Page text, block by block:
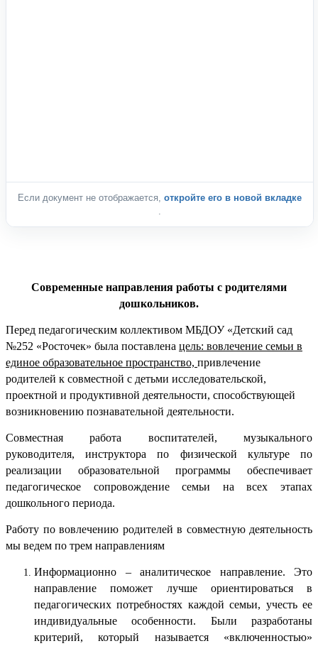
Если документ не отображается, откройте его в новой вкладке
Современные направления работы с родителями
дошкольников.
Перед педагогическим коллективом МБДОУ «Детский сад
№252 «Росточек» была поставлена цель: вовлечение семьи в
единое образовательное пространство, привлечение
родителей к совместной с детьми исследовательской,
проектной и продуктивной деятельности, способствующей
возникновению познавательной деятельности.
Совместная работа воспитателей, музыкального
руководителя, инструктора по физической культуре по
реализации образовательной программы обеспечивает
педагогическое сопровождение семьи на всех этапах
дошкольного периода.
Работу по вовлечению родителей в совместную деятельность
мы ведем по трем направлениям
Информационно – аналитическое направление. Это
направление поможет лучше ориентироваться в
педагогических потребностях каждой семьи, учесть ее
индивидуальные особенности. Были разработаны
критерий, который называется «включенностью»